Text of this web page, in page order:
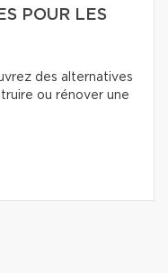
POUR LES
des alternatives
ou rénover une